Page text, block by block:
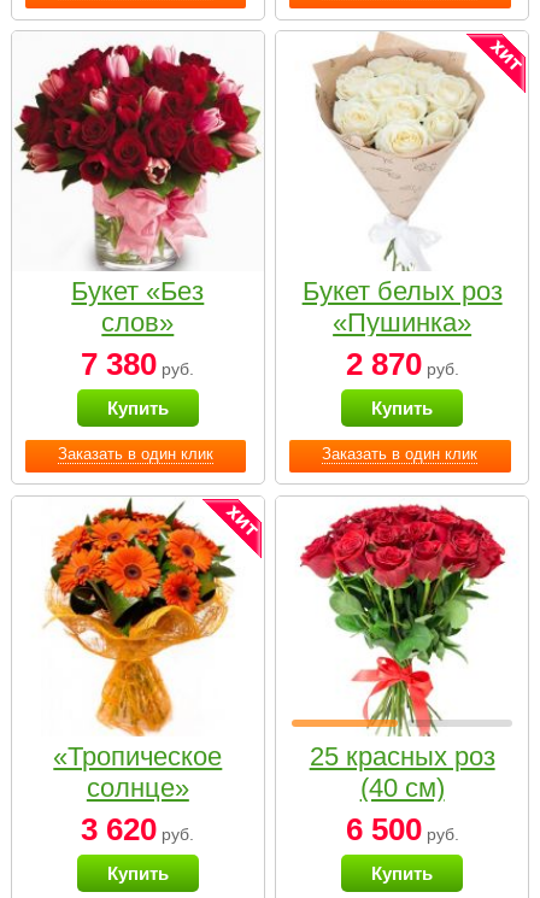
Заказать в один клик
Букет «Без
слов»
7 380 руб.
Купить
Заказать в один клик
Букет белых роз
«Пушинка»
2 870руб.
Купить
«Тропическое
солнце»
3 620 руб.
Купить
25 красных роз
(40 см)
6 500руб.
Купить